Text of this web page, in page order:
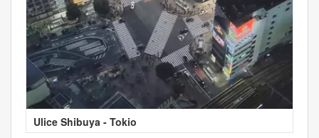
Ulice Shibuya - Tokio